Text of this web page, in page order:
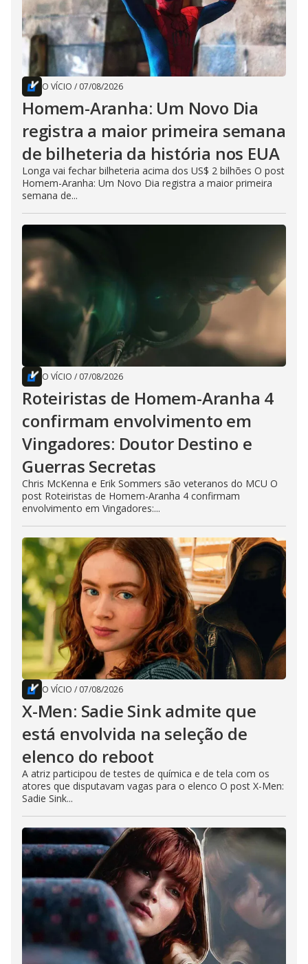
O VÍCIO / 07/08/2026
Homem-Aranha: Um Novo Dia
registra a maior primeira semana
de bilheteria da história nos EUA
Longa vai fechar bilheteria acima dos US$ 2 bilhões O post
Homem-Aranha: Um Novo Dia registra a maior primeira
semana de...
O VÍCIO / 07/08/2026
Roteiristas de Homem-Aranha 4
confirmam envolvimento em
Vingadores: Doutor Destino e
Guerras Secretas
Chris McKenna e Erik Sommers são veteranos do MCU O
post Roteiristas de Homem-Aranha 4 confirmam
envolvimento em Vingadores:...
O VÍCIO / 07/08/2026
X-Men: Sadie Sink admite que
está envolvida na seleção de
elenco do reboot
A atriz participou de testes de química e de tela com os
atores que disputavam vagas para o elenco O post X-Men:
Sadie Sink...